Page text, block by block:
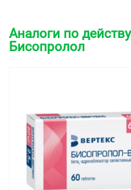
состав оболочки:
диметикон 100,
Описание
Круглые,
плёночной
Аналоги по
Бисопролол